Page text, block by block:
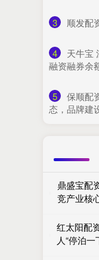
3 顺发配
4
天牛宝
融资融券余
5
保顺配
态，品牌建
鼎盛宝配
竞产业核
红太阳配
人“停泊